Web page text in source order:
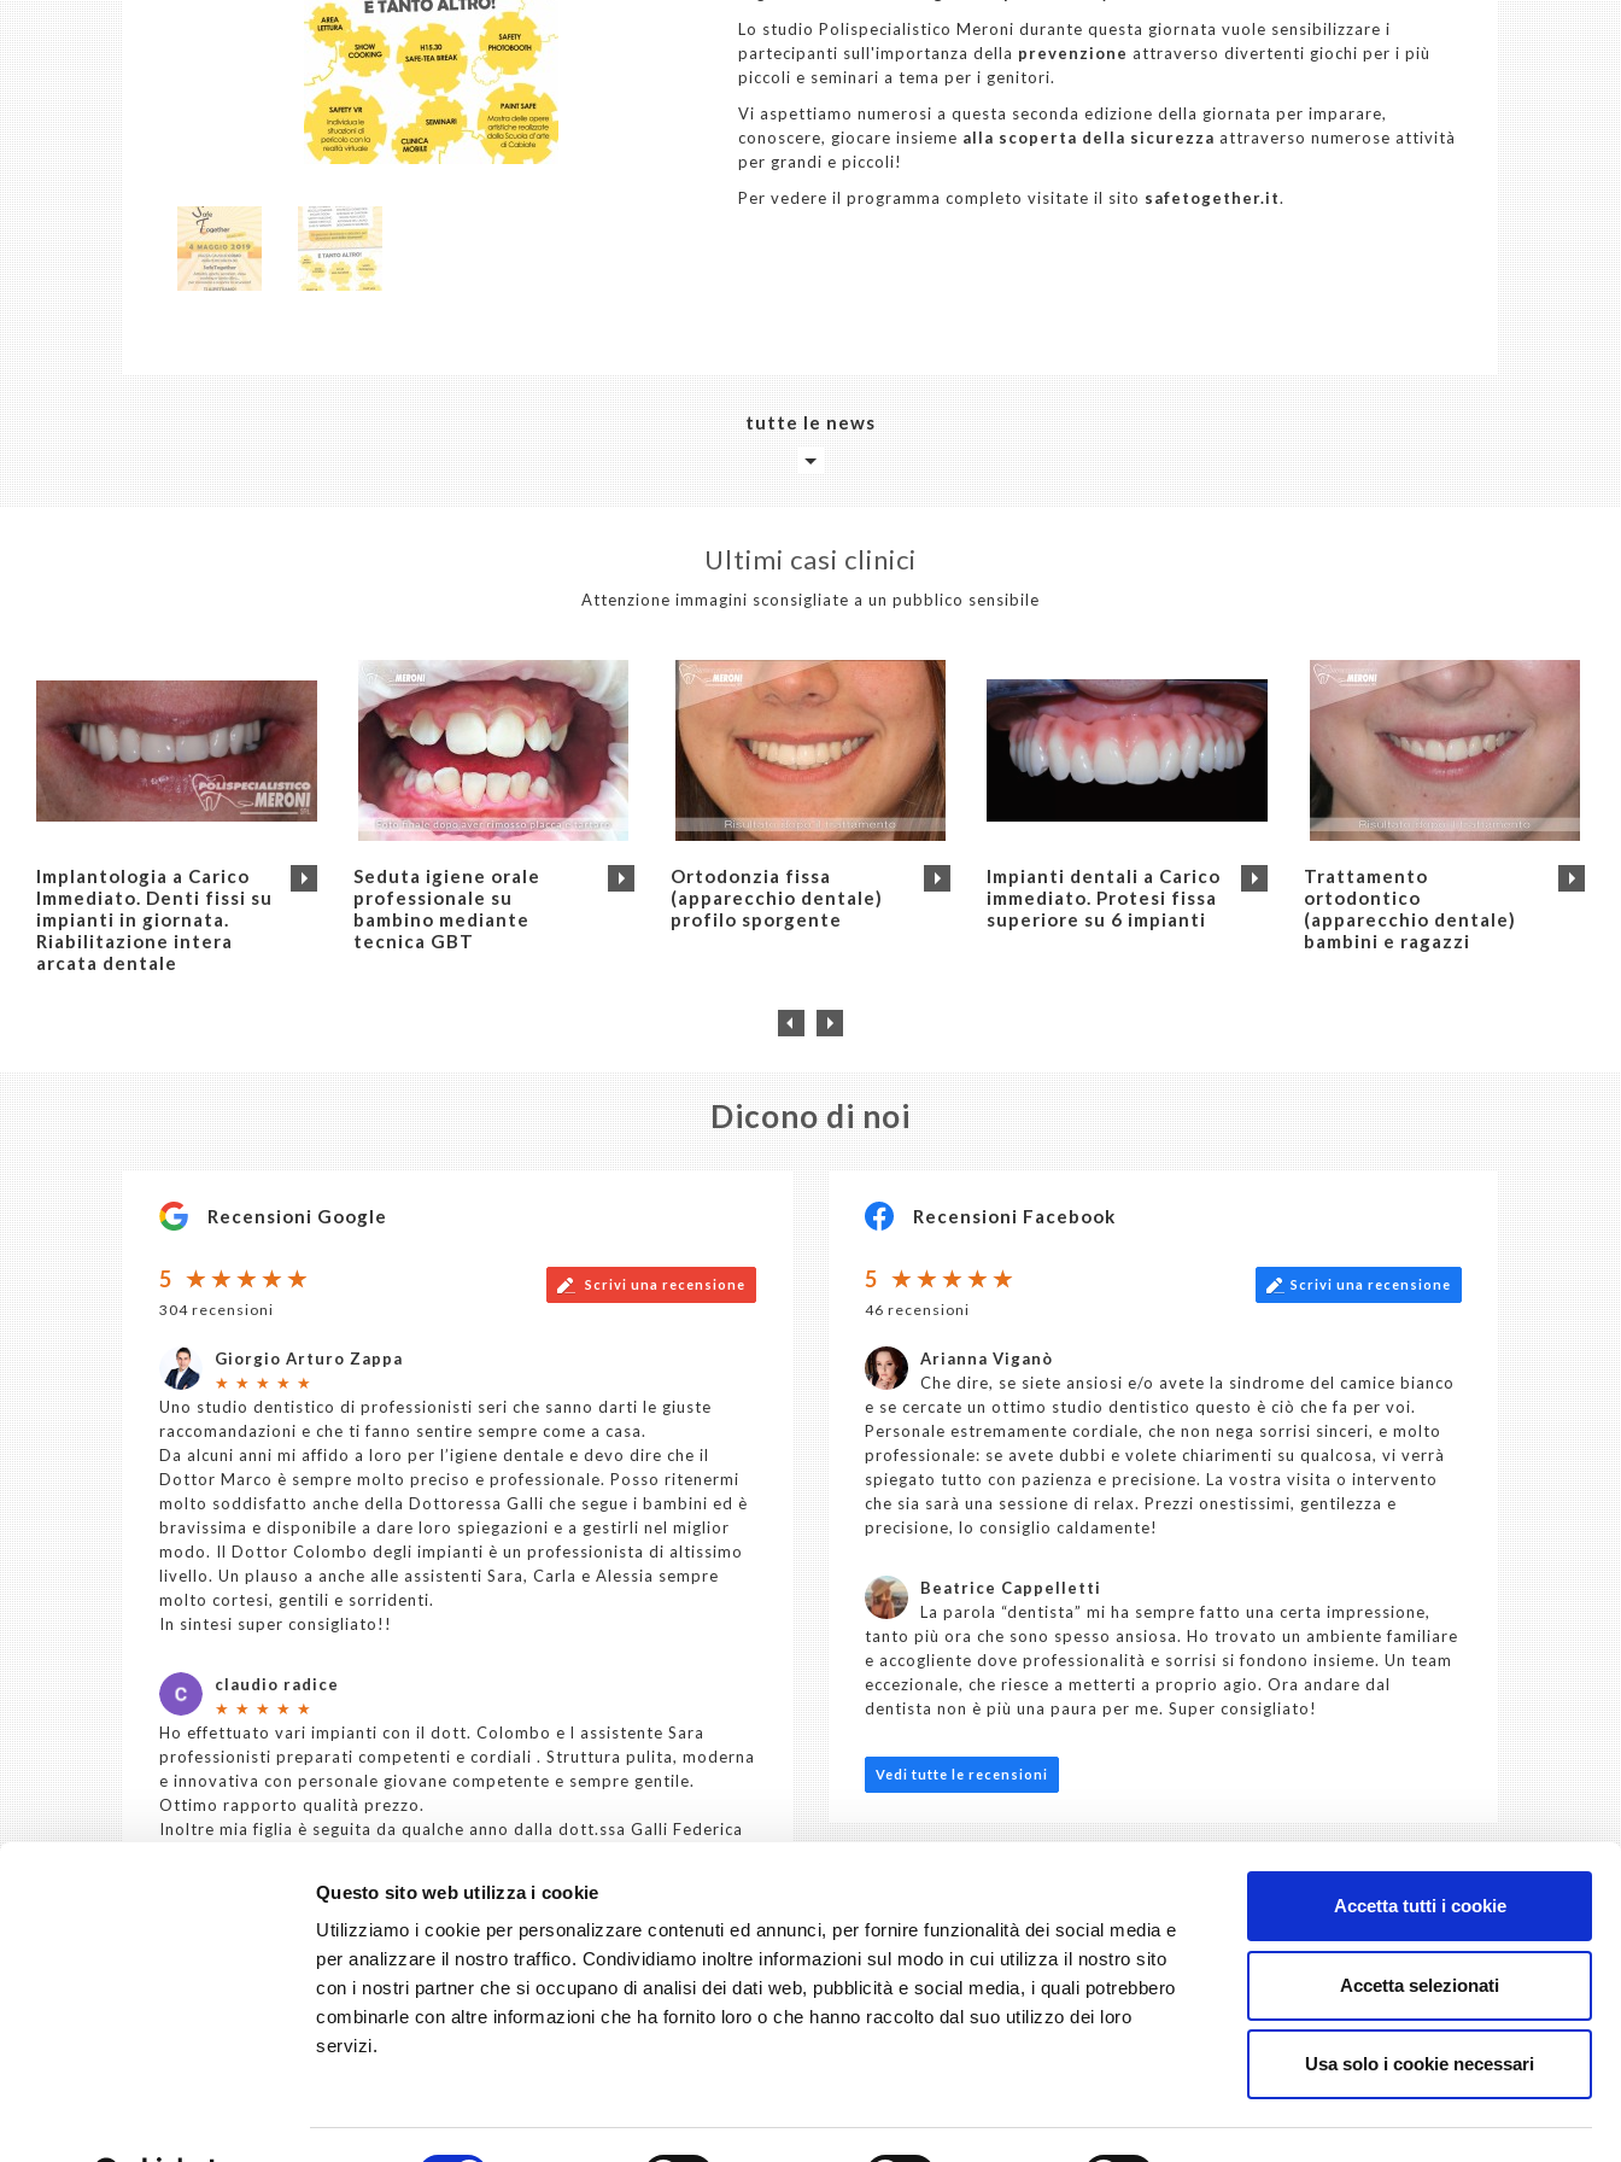
Questo sito web utilizza i cookie
Utilizziamo i cookie per personalizzare contenuti ed annunci, per fornire funzionalità dei social media e
per analizzare il nostro traffico. Condividiamo inoltre informazioni sul modo in cui utilizza il nostro sito
con i nostri partner che si occupano di analisi dei dati web, pubblicità e social media, i quali potrebbero
combinarle con altre informazioni che ha fornito loro o che hanno raccolto dal suo utilizzo dei loro
servizi.
Accetta tutti i cookie
Accetta selezionati
Usa solo i cookie necessari
Lo studio Polispecialistico Meroni durante questa giornata vuole sensibilizzare i
partecipanti sull'importanza della prevenzione attraverso divertenti giochi per i più
piccoli e seminari a tema per i genitori.
Vi aspettiamo numerosi a questa seconda edizione della giornata per imparare,
conoscere, giocare insieme alla scoperta della sicurezza attraverso numerose attività
per grandi e piccoli!
Per vedere il programma completo visitate il sito safetogether.it.
tutte le news
Ultimi casi clinici
Attenzione immagini sconsigliate a un pubblico sensibile
Implantologia a Carico
Immediato. Denti fissi su
impianti in giornata.
Riabilitazione intera
arcata dentale
Seduta igiene orale
professionale su
bambino mediante
tecnica GBT
Ortodonzia fissa
(apparecchio dentale)
profilo sporgente
Impianti dentali a Carico
immediato. Protesi fissa
superiore su 6 impianti
Trattamento
ortodontico
(apparecchio dentale)
bambini e ragazzi
Dicono di noi
Recensioni Google
5
304 recensioni
Scrivi una recensione
Giorgio Arturo Zappa
★ ★ ★ ★ ★
Uno studio dentistico di professionisti seri che sanno darti le giuste
raccomandazioni e che ti fanno sentire sempre come a casa.
Da alcuni anni mi affido a loro per l’igiene dentale e devo dire che il
Dottor Marco è sempre molto preciso e professionale. Posso ritenermi
molto soddisfatto anche della Dottoressa Galli che segue i bambini ed è
bravissima e disponibile a dare loro spiegazioni e a gestirli nel miglior
modo. Il Dottor Colombo degli impianti è un professionista di altissimo
livello. Un plauso a anche alle assistenti Sara, Carla e Alessia sempre
molto cortesi, gentili e sorridenti.
In sintesi super consigliato!!
claudio radice
★ ★ ★ ★ ★
Ho effettuato vari impianti con il dott. Colombo e l assistente Sara
professionisti preparati competenti e cordiali . Struttura pulita, moderna
e innovativa con personale giovane competente e sempre gentile.
Ottimo rapporto qualità prezzo.
Inoltre mia figlia è seguita da qualche anno dalla dott.ssa Galli Federica
Recensioni Facebook
5
46 recensioni
Scrivi una recensione
Arianna Viganò
Che dire, se siete ansiosi e/o avete la sindrome del camice bianco
e se cercate un ottimo studio dentistico questo è ciò che fa per voi.
Personale estremamente cordiale, che non nega sorrisi sinceri, e molto
professionale: se avete dubbi e volete chiarimenti su qualcosa, vi verrà
spiegato tutto con pazienza e precisione. La vostra visita o intervento
che sia sarà una sessione di relax. Prezzi onestissimi, gentilezza e
precisione, lo consiglio caldamente!
Beatrice Cappelletti
La parola “dentista” mi ha sempre fatto una certa impressione,
tanto più ora che sono spesso ansiosa. Ho trovato un ambiente familiare
e accogliente dove professionalità e sorrisi si fondono insieme. Un team
eccezionale, che riesce a metterti a proprio agio. Ora andare dal
dentista non è più una paura per me. Super consigliato!
Vedi tutte le recensioni
Direttore sanitario Dott.ssa Federica Galli | iscrizione medici e odontoiatri Como 662